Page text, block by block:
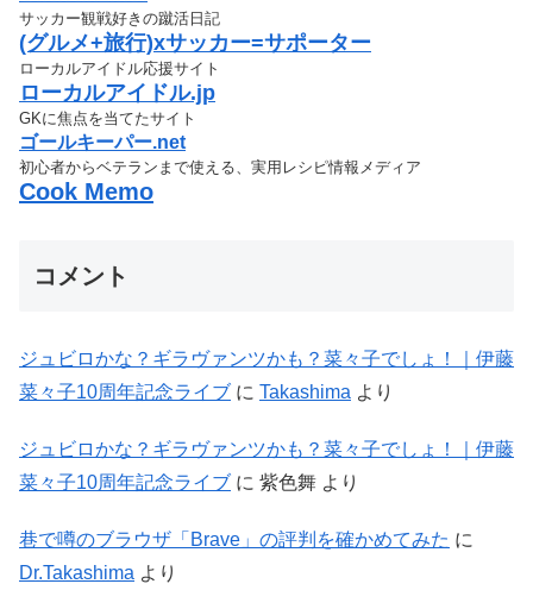
サッカー観戦好きの蹴活日記
(グルメ+旅行)xサッカー=サポーター
ローカルアイドル応援サイト
ローカルアイドル.jp
GKに焦点を当てたサイト
ゴールキーパー.net
初心者からベテランまで使える、実用レシピ情報メディア
Cook Memo
コメント
ジュビロかな？ギラヴァンツかも？菜々子でしょ！｜伊藤
菜々子10周年記念ライブ に Takashima より
ジュビロかな？ギラヴァンツかも？菜々子でしょ！｜伊藤
菜々子10周年記念ライブ に 紫色舞 より
巷で噂のブラウザ「Brave」の評判を確かめてみた に
Dr.Takashima より